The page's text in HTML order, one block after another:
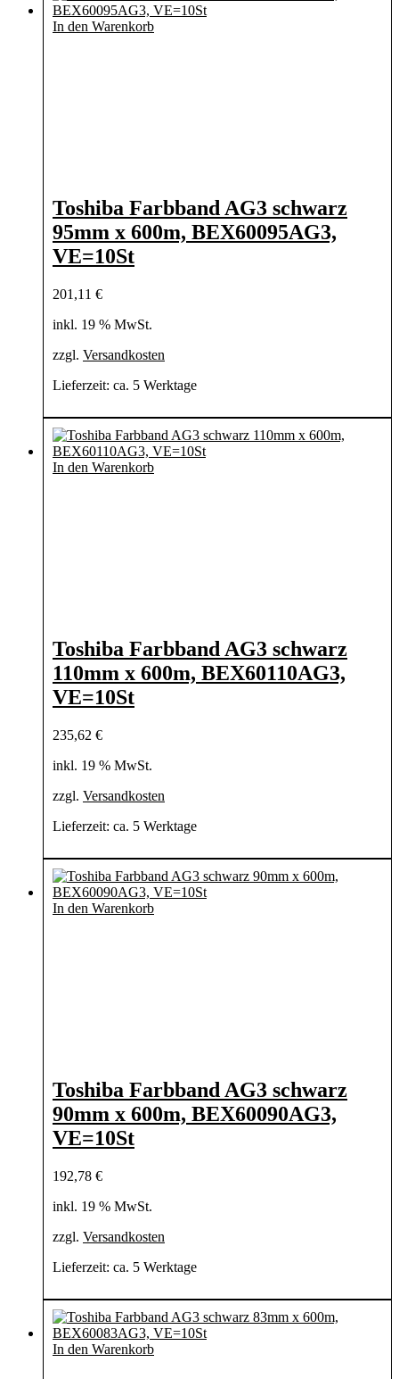
In den Warenkorb
Toshiba Farbband AG3 schwarz
95mm x 600m, BEX60095AG3,
VE=10St
201,11 €
inkl. 19 % MwSt.
zzgl. Versandkosten
Lieferzeit: ca. 5 Werktage
In den Warenkorb
Toshiba Farbband AG3 schwarz
110mm x 600m, BEX60110AG3,
VE=10St
235,62 €
inkl. 19 % MwSt.
zzgl. Versandkosten
Lieferzeit: ca. 5 Werktage
In den Warenkorb
Toshiba Farbband AG3 schwarz
90mm x 600m, BEX60090AG3,
VE=10St
192,78 €
inkl. 19 % MwSt.
zzgl. Versandkosten
Lieferzeit: ca. 5 Werktage
In den Warenkorb